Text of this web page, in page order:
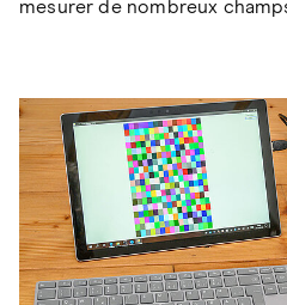
mesurer de nombreux